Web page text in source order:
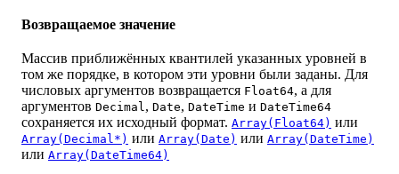
Возвращаемое значение
Массив приближённых квантилей указанных уровней в
том же порядке, в котором эти уровни были заданы. Для
числовых аргументов возвращается Float64, а для
аргументов Decimal, Date, DateTime и DateTime64
сохраняется их исходный формат. Array(Float64) или
Array(Decimal*) или Array(Date) или Array(DateTime)
или Array(DateTime64)